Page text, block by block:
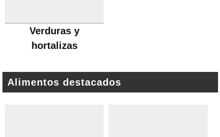
Verduras y
hortalizas
Alimentos destacados